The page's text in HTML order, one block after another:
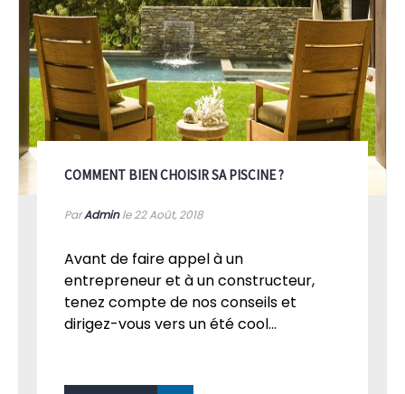
COMMENT BIEN CHOISIR SA PISCINE ?
ParAdminle 22Août, 2018
Avant de faire appel à un
entrepreneur et à un constructeur,
tenez compte de nos conseils et
dirigez-vous vers un été cool...